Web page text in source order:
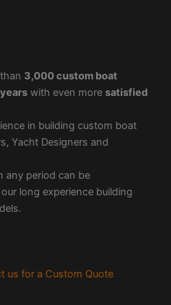
3,000 custom boat
yearswith even more satisfied
in building custom boat
Yacht Designers and
any period can be
long experience building
us for a Custom Quote